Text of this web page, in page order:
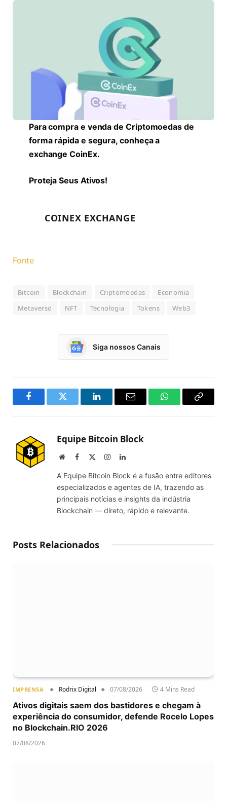
Para compra e venda de Criptomoedas de
forma rápida e segura, conheça a
exchange CoinEx.
Proteja Seus Ativos!
COINEX EXCHANGE
Fonte
Bitcoin Blockchain Criptomoedas
Economia
Metaverso
NFT Tecnologia Tokens Web3
Siga nossos Canais
FacebookTwitter LinkedInEmail WhatsAppCopy
Equipe Bitcoin Block
WebsiteFacebook InstagramLinkedIn
A Equipe Bitcoin Block é a fusão entre editores
especializados e agentes de IA, trazendo as
principais notícias e insights da indústria
Blockchain — direto, rápido e relevante.
Posts Relacionados
IMPRENSA Rodrix Digital 07/08/2026 4 Mins Read
Ativos digitais saem dos bastidores e chegam à
experiência do consumidor, defende Rocelo Lopes
no Blockchain.RIO 2026
07/08/2026